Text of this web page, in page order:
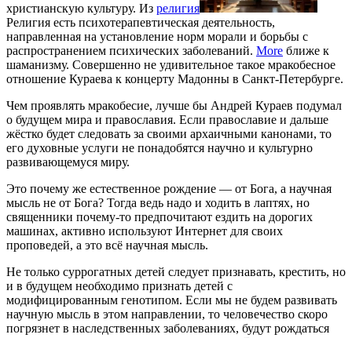
христианскую культуру. Из религия
Религия есть психотерапевтическая деятельность,
направленная на установление норм морали и борьбы с
распространением психических заболеваний. More ближе к
шаманизму. Совершенно не удивительное такое мракобесное
отношение Кураева к концерту Мадонны в Санкт-Петербурге.
Чем проявлять мракобесие, лучше бы Андрей Кураев подумал
о будущем мира и православия. Если православие и дальше
жёстко будет следовать за своими архаичными канонами, то
его духовные услуги не понадобятся научно и культурно
развивающемуся миру.
Это почему же естественное рождение — от Бога, а научная
мысль не от Бога? Тогда ведь надо и ходить в лаптях, но
священники почему-то предпочитают ездить на дорогих
машинах, активно используют Интернет для своих
проповедей, а это всё научная мысль.
Не только суррогатных детей следует признавать, крестить, но
и в будущем необходимо признать детей с
модифицированным генотипом. Если мы не будем развивать
научную мысль в этом направлении, то человечество скоро
погрязнет в наследственных заболеваниях, будут рождаться